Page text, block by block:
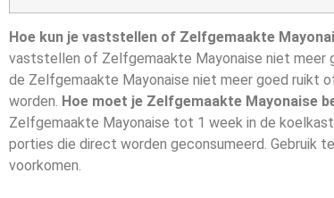
Hoe kun je vaststellen of Zelfgemaakte
vaststellen of Zelfgemaakte Mayonaise niet meer
de Zelfgemaakte Mayonaise niet meer goed ruikt
worden. Hoe moet je Zelfgemaakte Mayonaise
Zelfgemaakte Mayonaise tot 1 week in de
porties die direct worden geconsumeerd. Gebruik
voorkomen.